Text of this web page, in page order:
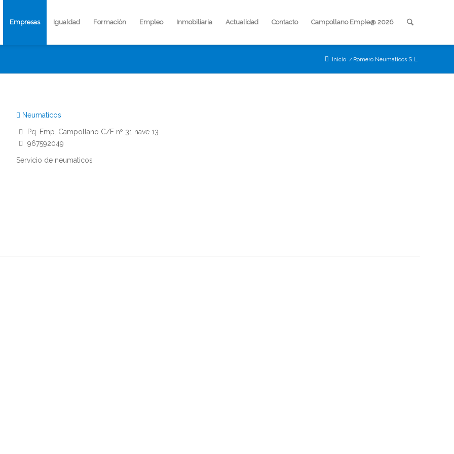
Empresas Igualdad Formación Empleo Inmobiliaria Actualidad Contacto Campollano Emple@ 2026
Inicio / Romero Neumaticos S.L.
Neumaticos
Pq. Emp. Campollano C/F nº 31 nave 13
967592049
Servicio de neumaticos